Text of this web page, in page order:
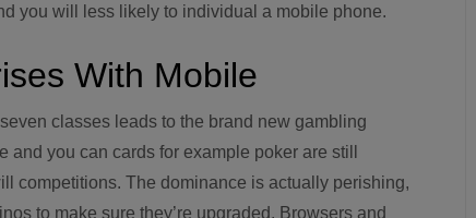
you will less likely to individual a mobile phone.
With Mobile
classes leads to the brand new gambling
you can cards for example poker are still
competitions. The dominance is actually perishing,
to make sure they’re upgraded. Browsers and